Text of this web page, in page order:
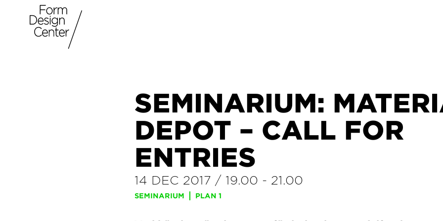
SEMINARIUM:
DEPOT – CALL FOR
ENTRIES
14 DEC 2017 / 19.00 - 21.00
SEMINARIUM PLAN 1